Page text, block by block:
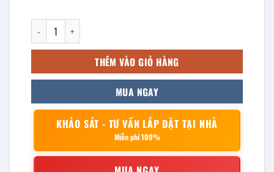
Thùng rác inox gạt tàn thuốc trắng 300x610mm số lượng
THÊM VÀO GIỎ HÀNG
MUA NGAY
KHẢO SÁT - TƯ VẤN LẮP ĐẶT TẠI NHÀ
Miễn phí 100%